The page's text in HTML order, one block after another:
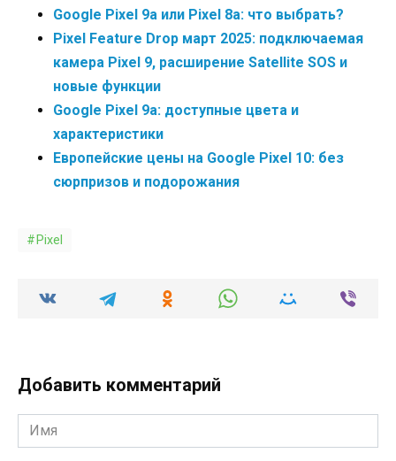
Google Pixel 9a или Pixel 8a: что выбрать?
Pixel Feature Drop март 2025: подключаемая
камера Pixel 9, расширение Satellite SOS и
новые функции
Google Pixel 9a: доступные цвета и
характеристики
Европейские цены на Google Pixel 10: без
сюрпризов и подорожания
Pixel
Добавить комментарий
Имя
*